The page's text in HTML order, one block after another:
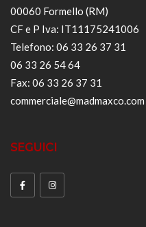
00060 Formello (RM)
CF e P Iva: IT11175241006
Telefono: 06 33 26 37 31
06 33 26 54 64
Fax: 06 33 26 37 31
commerciale@madmaxco.com
SEGUICI